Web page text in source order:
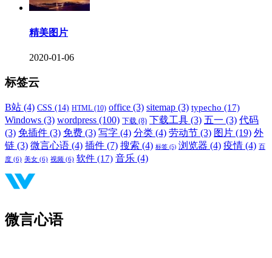
精美图片
2020-01-06
标签云
B站 (4) CSS (14) HTML (10) office (3) sitemap (3) typecho (17)
Windows (3) wordpress (100) 下载 (8) 下载工具 (3) 五一 (3) 代码
(3) 免插件 (3) 免费 (3) 写字 (4) 分类 (4) 劳动节 (3) 图片 (19) 外
链 (3) 微言心语 (4) 插件 (7) 搜索 (4) 标签 (5) 浏览器 (4) 疫情 (4) 百
度 (6) 美女 (6) 视频 (6) 软件 (17) 音乐 (4)
微言心语